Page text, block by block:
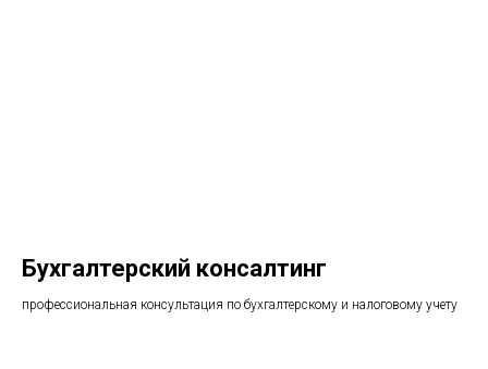
Бухгалтерский консалтинг
профессиональная консультация по бухгалтерскому и налоговому учету